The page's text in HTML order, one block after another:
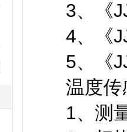
3、《
4、《
5、《
温度传感
1、测量